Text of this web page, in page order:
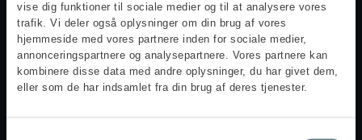
vise dig funktioner til sociale medier og til at analysere vores
trafik. Vi deler også oplysninger om din brug af vores
hjemmeside med vores partnere inden for sociale medier,
annonceringspartnere og analysepartnere. Vores partnere kan
kombinere disse data med andre oplysninger, du har givet dem,
eller som de har indsamlet fra din brug af deres tjenester.
+45 70 10 90 80
mail@humanhouse.com